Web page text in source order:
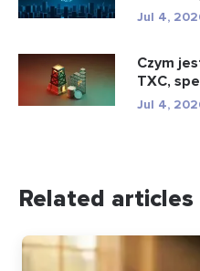
Jul 4,
Czym
TXC,
Jul 4,
Related articles